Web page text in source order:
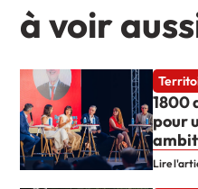
à voir
1800
pour
Lire